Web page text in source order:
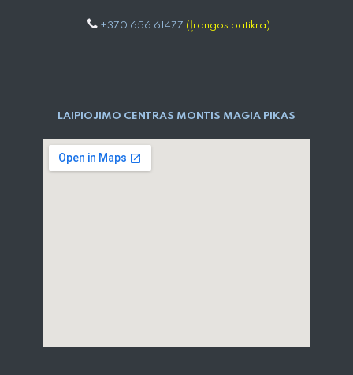
+370 656 61477 (Įrangos patikra)
LAIPIOJIMO CENTRAS MONTIS MAGIA PIKAS